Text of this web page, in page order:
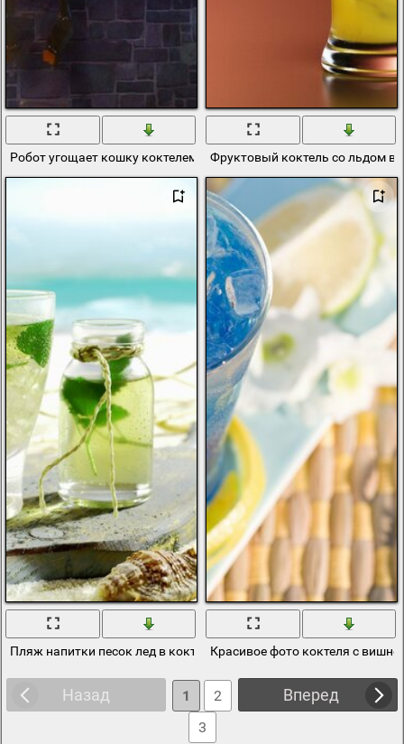
Робот угощает кошку коктелем Фруктовый коктель со льдом в
Пляж напитки песок лед в коктелеКрасивое фото коктеля с
Назад Вперед
1
2
3